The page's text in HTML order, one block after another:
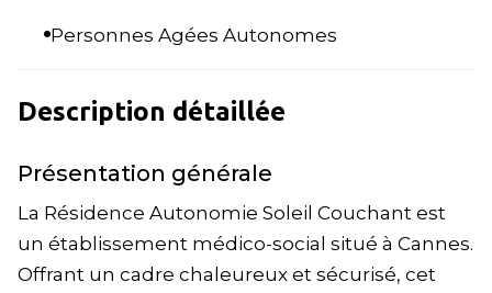
Personnes Agées Autonomes
Description détaillée
Présentation générale
La Résidence Autonomie Soleil Couchant est
un établissement médico-social situé à Cannes.
Offrant un cadre chaleureux et sécurisé, cet